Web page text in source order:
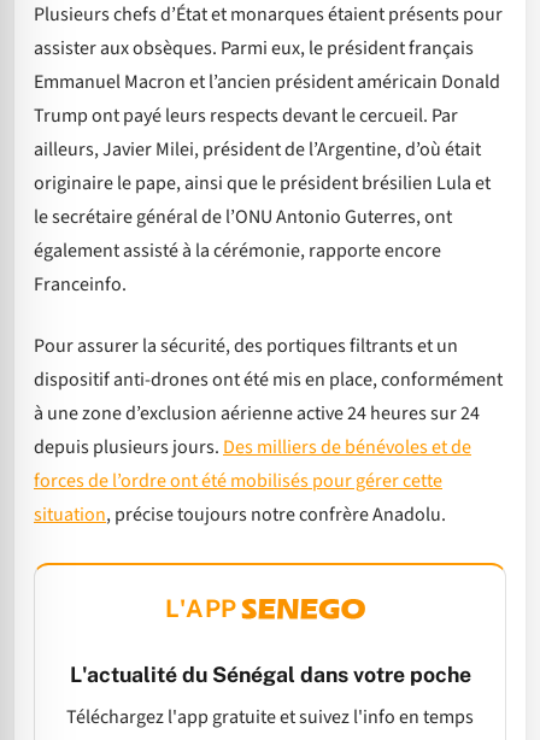
Plusieurs chefs d’État et monarques étaient présents pour
assister aux obsèques. Parmi eux, le président français
Emmanuel Macron et l’ancien président américain Donald
Trump ont payé leurs respects devant le cercueil. Par
ailleurs, Javier Milei, président de l’Argentine, d’où était
originaire le pape, ainsi que le président brésilien Lula et
le secrétaire général de l’ONU Antonio Guterres, ont
également assisté à la cérémonie, rapporte encore
Franceinfo.
Pour assurer la sécurité, des portiques filtrants et un
dispositif anti-drones ont été mis en place, conformément
à une zone d’exclusion aérienne active 24 heures sur 24
depuis plusieurs jours. Des milliers de bénévoles et de
forces de l’ordre ont été mobilisés pour gérer cette
situation, précise toujours notre confrère Anadolu.
L'APP
L'actualité du Sénégal dans votre poche
Téléchargez l'app gratuite et suivez l'info en temps